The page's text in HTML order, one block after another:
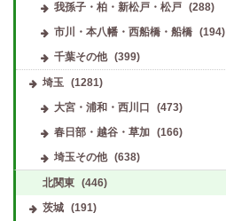
我孫子・柏・新松戸・松戸
(288)
市川・本八幡・西船橋・船橋
(194)
千葉その他
(399)
埼玉
(1281)
大宮・浦和・西川口
(473)
春日部・越谷・草加
(166)
埼玉その他
(638)
北関東 (446)
茨城 (191)